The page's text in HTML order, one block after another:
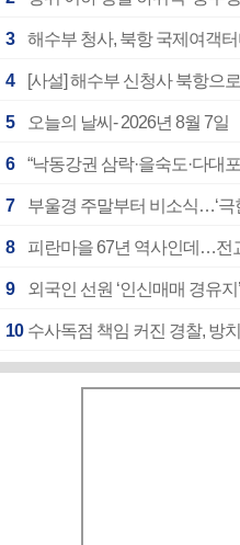
3 해수부 청사, 북항 국제여객
4 [사설] 해수부 신청사 북항으
5 오늘의 날씨- 2026년 8월 7일
6 “낙동강권 삼락·을숙도·다대
7 부울경 주말부터 비소식…‘극
8 피란마을 67년 역사인데…전
9 외국인 선원 ‘인신매매 경유
10 수사독점 책임 커진 경찰, 방